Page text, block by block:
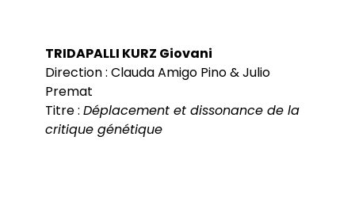
TRIDAPALLI KURZ Giovani
Direction : Clauda Amigo Pino & Julio
Premat
Titre : Déplacement et dissonance de la
critique génétique